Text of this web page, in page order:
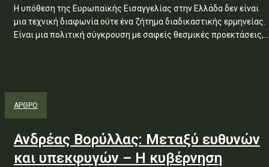
Η υπόθεση της Ευρωπαϊκής Εισαγγελίας στην Ελλάδα δεν είναι
µια τεχνική διαφωνία ούτε ένα ζήτηµα διαδικαστικής ερµηνείας.
Είναι µια πολιτική σύγκρουση µε σαφείς θεσµικές προεκτάσεις,...
ΑΡΘΡΟ
Ανδρέας Βορύλλας: Μεταξύ ευθυνών
και υπεκφυγών – Η κυβέρνηση